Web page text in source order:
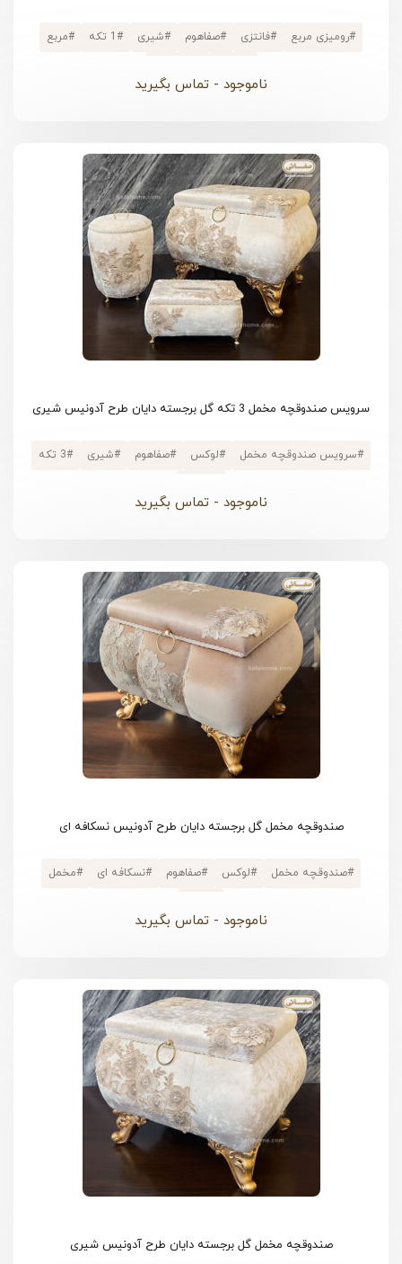
#رومیزی مربع #فانتزی #صفاهوم #شیری #1 تکه #مربع
ناموجود - تماس بگیرید
سرویس صندوقچه مخمل 3 تکه گل برجسته دایان طرح آدونیس شیری
#سرویس صندوقچه مخمل #لوکس #صفاهوم #شیری #3 تکه
ناموجود - تماس بگیرید
صندوقچه مخمل گل برجسته دایان طرح آدونیس نسکافه ای
#صندوقچه مخمل #لوکس #صفاهوم #نسکافه ای #مخمل
ناموجود - تماس بگیرید
صندوقچه مخمل گل برجسته دایان طرح آدونیس شیری